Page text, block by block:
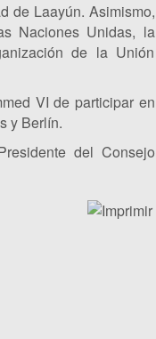
de Laayún. Asimismo,
Naciones Unidas, la
de la Unión
VI de participar en
y Berlín.
del Consejo